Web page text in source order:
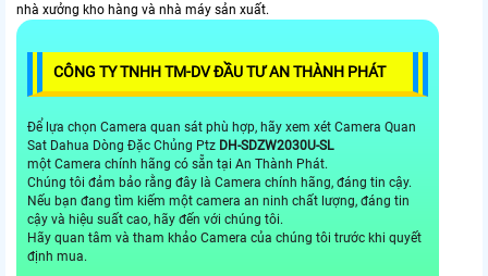
nhà xưởng kho hàng và nhà máy sản xuất.
CÔNG TY TNHH TM-DV ĐẦU TƯ AN THÀNH PHÁT
Để lựa chọn Camera quan sát phù hợp, hãy xem xét Camera Quan
Sat Dahua Dòng Đặc Chủng Ptz DH-SDZW2030U-SL
một Camera chính hãng có sẵn tại An Thành Phát.
Chúng tôi đảm bảo rằng đây là Camera chính hãng, đáng tin cậy.
Nếu bạn đang tìm kiếm một camera an ninh chất lượng, đáng tin
cậy và hiệu suất cao, hãy đến với chúng tôi.
Hãy quan tâm và tham khảo Camera của chúng tôi trước khi quyết
định mua.